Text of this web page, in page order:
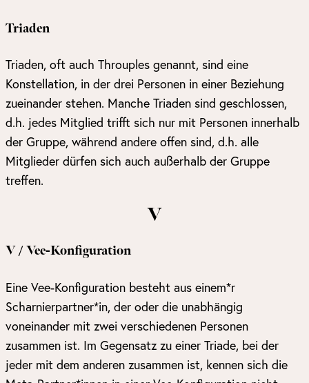
Triaden
Triaden, oft auch Throuples genannt, sind eine
Konstellation, in der drei Personen in einer Beziehung
zueinander stehen. Manche Triaden sind geschlossen,
d.h. jedes Mitglied trifft sich nur mit Personen innerhalb
der Gruppe, während andere offen sind, d.h. alle
Mitglieder dürfen sich auch außerhalb der Gruppe
treffen.
V
V / Vee-Konfiguration
Eine Vee-Konfiguration besteht aus einem*r
Scharnierpartner*in, der oder die unabhängig
voneinander mit zwei verschiedenen Personen
zusammen ist. Im Gegensatz zu einer Triade, bei der
jeder mit dem anderen zusammen ist, kennen sich die